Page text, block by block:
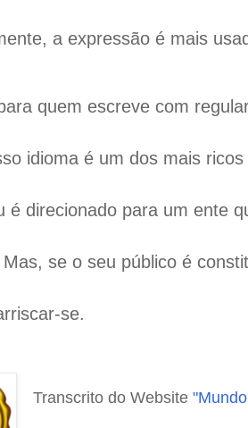
a expressão é mais
quem escreve com
idioma é um dos mais
é direcionado para um ente
se o seu público é
se.
Transcrito do Website